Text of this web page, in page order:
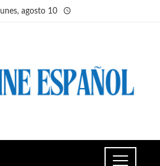
lunes, agosto 10